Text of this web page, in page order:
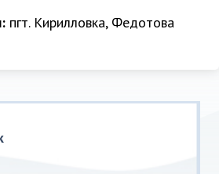
пгт. Кирилловка, Федотова